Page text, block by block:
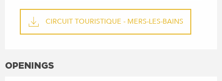
CIRCUIT TOURISTIQUE - MERS-LES-BAINS
OPENINGS